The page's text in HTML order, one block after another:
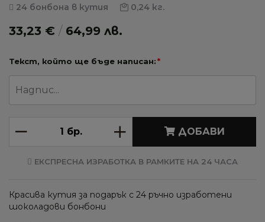
24 бонбона в кутия 0,24 кг.
33,23 € / 64,99 лв.
Текст, който ще бъде написан:*
ДОБАВИ
ЕКСПРЕСНА ИЗРАБОТКА В РАМКИТЕ НА 24 ЧАСА
Красива кутия за подарък с 24 ръчно изработени
шоколадови бонбони